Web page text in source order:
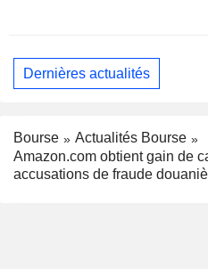
Dernières actualités
Bourse
Actualités Bourse
Amazon.com obtient gain de
accusations de fraude